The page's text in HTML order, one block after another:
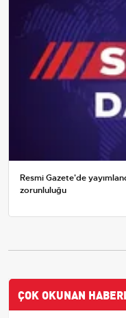
Resmi Gazete'de
zorunluluğu
ÇOK OKUNAN